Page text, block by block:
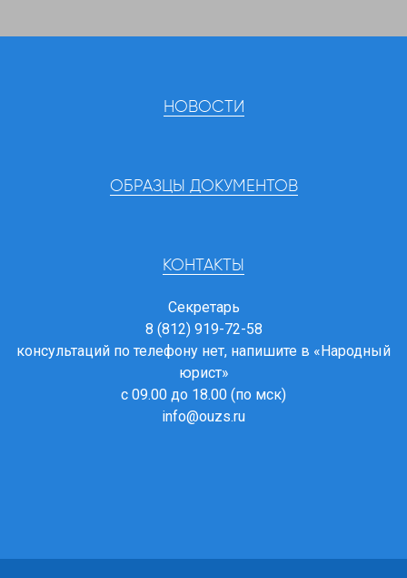
НОВОСТИ
ОБРАЗЦЫ ДОКУМЕНТОВ
КОНТАКТЫ
Секретарь
8 (812) 919-72-58
консультаций по телефону нет, напишите в «Народный
юрист»
с 09.00 до 18.00 (по мск)
info@ouzs.ru